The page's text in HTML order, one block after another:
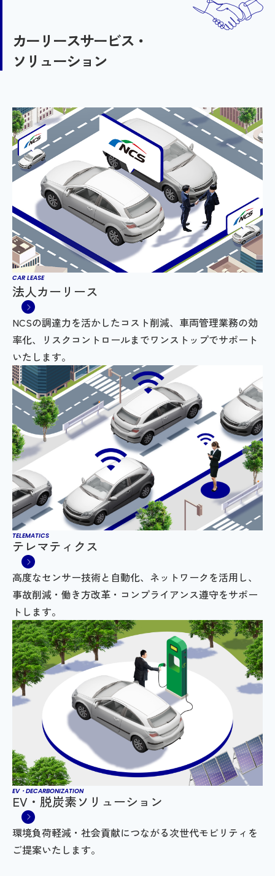
カーリースサービス・
ソリューション
CAR LEASE
法人カーリース
NCSの調達力を活かしたコスト削減、車両管理業務の効
率化、リスクコントロールまでワンストップでサポート
いたします。
TELEMATICS
テレマティクス
高度なセンサー技術と自動化、ネットワークを活用し、
事故削減・働き方改革・コンプライアンス遵守をサポー
トします。
EV・DECARBONIZATION
EV・脱炭素ソリューション
環境負荷軽減・社会貢献につながる次世代モビリティを
ご提案いたします。